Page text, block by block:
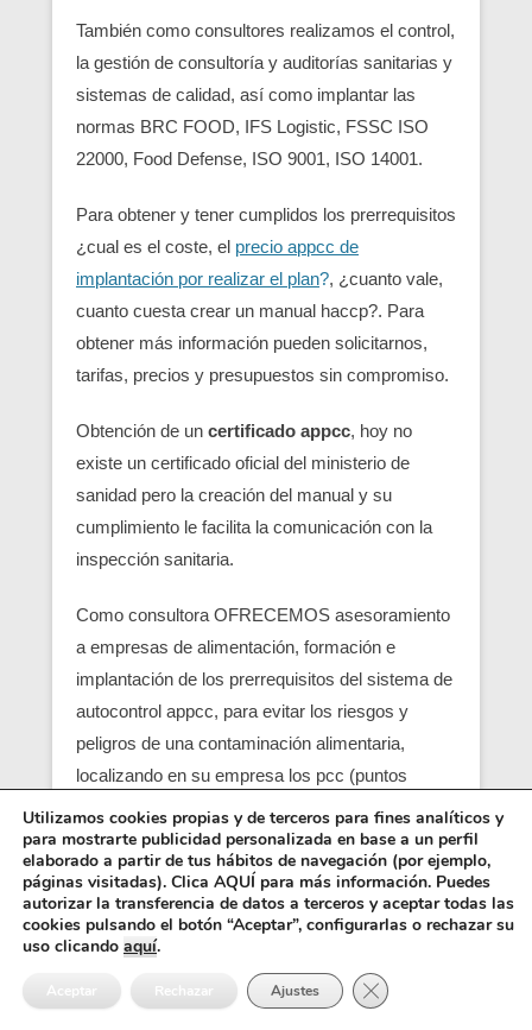
También como consultores realizamos el control,
la gestión de consultoría y auditorías sanitarias y
sistemas de calidad, así como implantar las
normas BRC FOOD, IFS Logistic, FSSC ISO
22000, Food Defense, ISO 9001, ISO 14001.
Para obtener y tener cumplidos los prerrequisitos
¿cual es el coste, el precio appcc de
implantación por realizar el plan?, ¿cuanto vale,
cuanto cuesta crear un manual haccp?. Para
obtener más información pueden solicitarnos,
tarifas, precios y presupuestos sin compromiso.
Obtención de un certificado appcc, hoy no
existe un certificado oficial del ministerio de
sanidad pero la creación del manual y su
cumplimiento le facilita la comunicación con la
inspección sanitaria.
Como consultora OFRECEMOS asesoramiento
a empresas de alimentación, formación e
implantación de los prerrequisitos del sistema de
autocontrol appcc, para evitar los riesgos y
peligros de una contaminación alimentaria,
localizando en su empresa los pcc (puntos
críticos) y obtener un servicio con una correcta
seguridad alimentaria.
Entre los requisitos está el control y el análisis de
cada punto crítico, junto con el registro sanitario,
es básico para que empiezen las empresas
alimentarias (ejemplo una empresa de catering),
Utilizamos cookies propias y de terceros para fines analíticos y
para mostrarte publicidad personalizada en base a un perfil
elaborado a partir de tus hábitos de navegación (por ejemplo,
páginas visitadas). Clica AQUÍ para más información. Puedes
autorizar la transferencia de datos a terceros y aceptar todas las
cookies pulsando el botón “Aceptar”, configurarlas o rechazar su
uso clicando aquí.
Aceptar Rechazar Ajustes Cerrar el banner de